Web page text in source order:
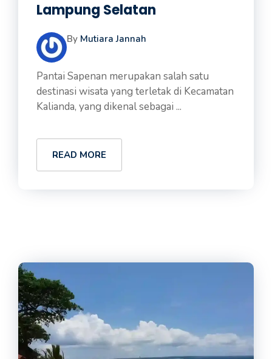
Lampung Selatan
By Mutiara Jannah
Pantai Sapenan merupakan salah satu
destinasi wisata yang terletak di Kecamatan
Kalianda, yang dikenal sebagai ...
READ MORE